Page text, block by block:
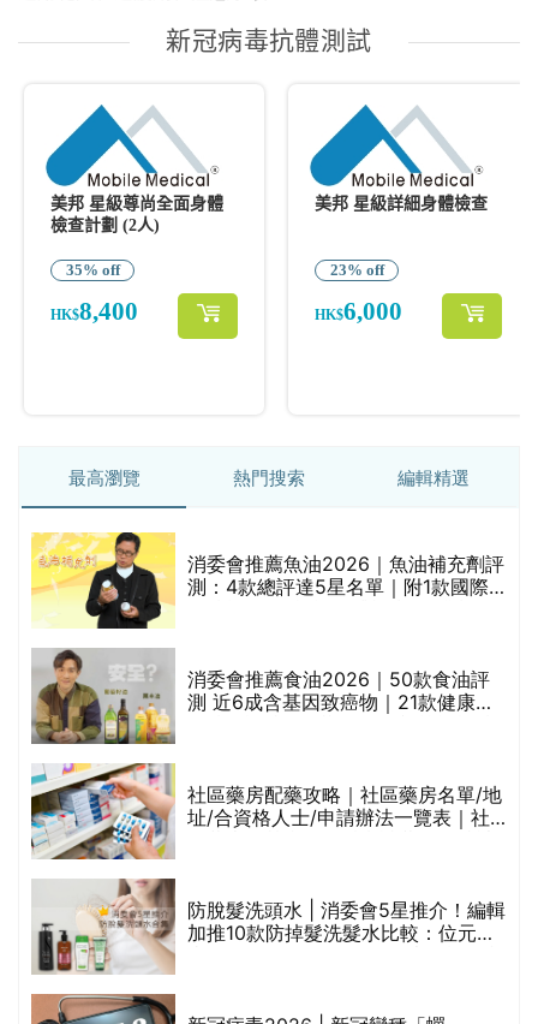
最高瀏覽 熱門搜索 編輯精選
消委會推薦魚油2026｜魚油補充劑評
測：4款總評達5星名單｜附1款國際
消委會推薦食油2026｜50款食油評
測 近6成含基因致癌物｜21款健康煮
社區藥房配藥攻略｜社區藥房名單/地
址/合資格人士/申請辦法一覽表｜社
防脫髮洗頭水 | 消委會5星推介！編輯
加推10款防掉髮洗髮水比較：位元